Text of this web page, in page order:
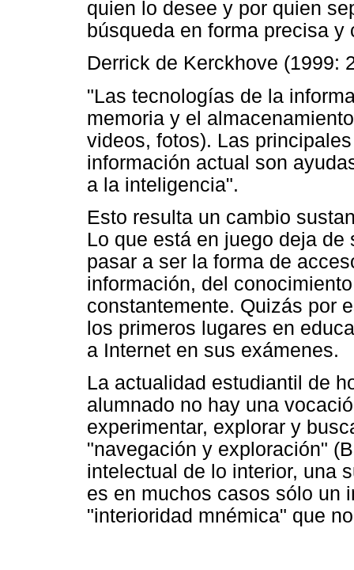
quien lo desee y por quien
búsqueda en forma precisa
Derrick de Kerckhove (1999:
"Las tecnologías de la
memoria y el
videos, fotos). Las
información actual son
a la inteligencia".
Esto resulta un cambio
Lo que está en juego deja
pasar a ser la forma de
información, del
constantemente. Quizás por
los primeros lugares en
a Internet en sus exámenes.
La actualidad estudiantil de
alumnado no hay una
experimentar, explorar y
"navegación y exploración"
intelectual de lo interior, una
es en muchos casos sólo un
"interioridad mnémica" que